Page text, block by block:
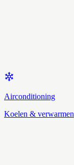
Airconditioning
Koelen & verwarmen